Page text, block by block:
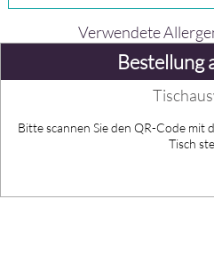
Verwendete
Bestellung
Bitte scannen Sie den QR-Code mit
Tisch